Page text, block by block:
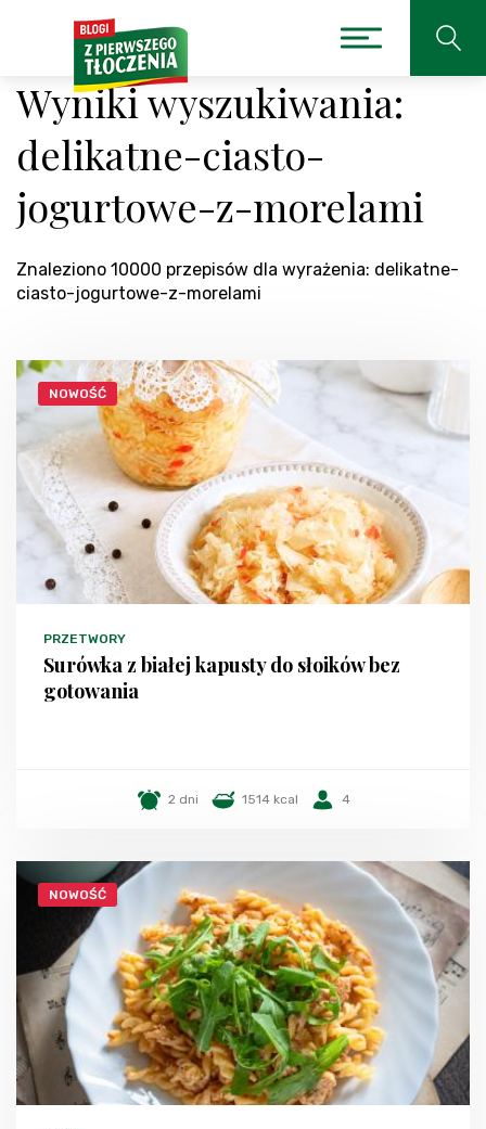
Wyniki wyszukiwania:
delikatne-ciasto-
jogurtowe-z-morelami
Znaleziono 10000 przepisów dla wyrażenia: delikatne-
ciasto-jogurtowe-z-morelami
NOWOŚĆ
PRZETWORY
Surówka z białej kapusty do słoików bez
gotowania
2 dni 1514 kcal 4
NOWOŚĆ